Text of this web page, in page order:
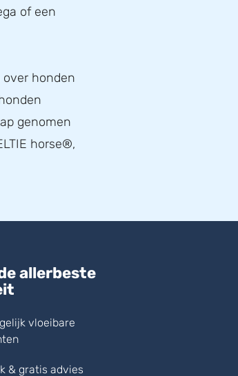
of een
honden
genomen
horse®,
allerbeste
vloeibare
& gratis advies